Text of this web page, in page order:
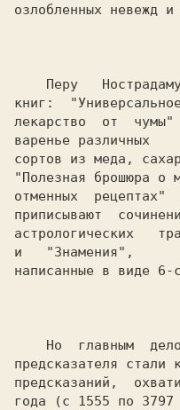
озлобленных невежд
книг:
лекарство  от
варенье различных
сортов из меда,
"Полезная брошюра о
отменных
приписывают
астрологических
и   "Знамения",
написанные в виде 6-
предсказателя стали
предсказаний,
года (с 1555 по 3797